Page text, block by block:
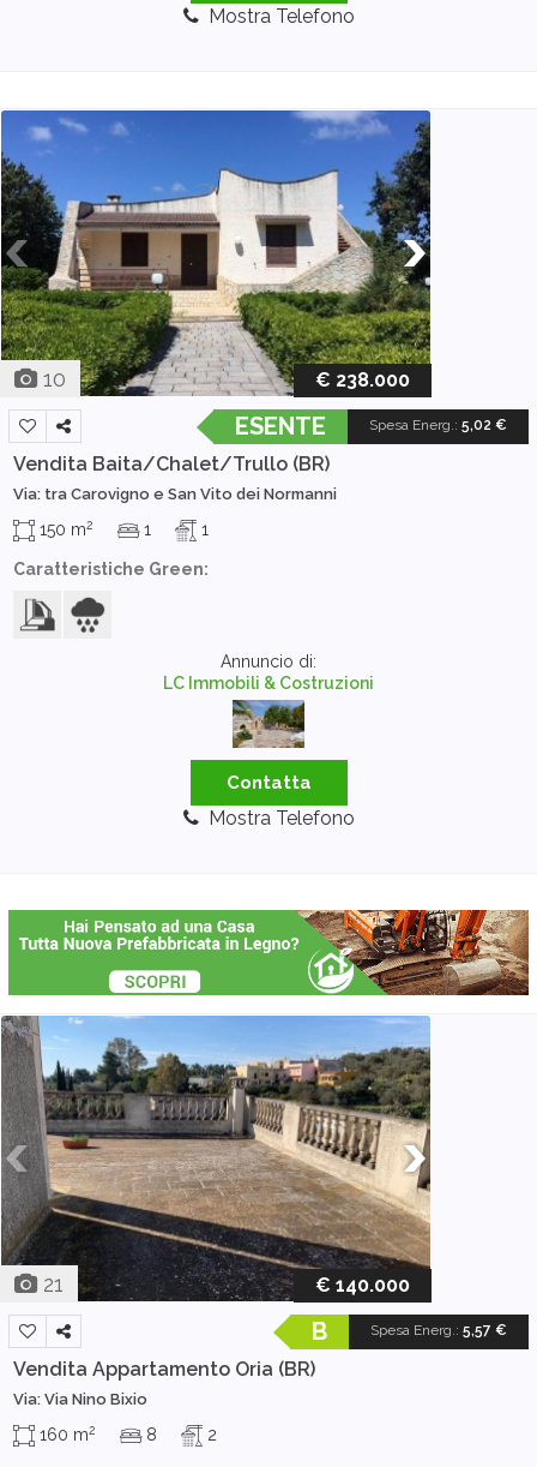
Mostra Telefono
10 € 238.000
Spesa Energ.: 5,02 €
ESENTE
Vendita Baita/Chalet/Trullo (BR)
Via: tra Carovigno e San Vito dei Normanni
150 m2 1 1
Caratteristiche Green:
Annuncio di:
LC Immobili & Costruzioni
Contatta
Mostra Telefono
21 € 140.000
Spesa Energ.: 5,57 €
B
Vendita Appartamento Oria (BR)
Via: Via Nino Bixio
160 m2 8 2